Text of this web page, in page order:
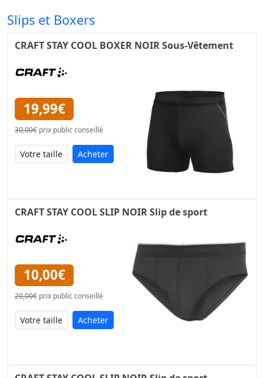
Slips et Boxers
CRAFT STAY COOL BOXER NOIR Sous-Vêtement
19,99€
30,00€ prix public conseillé
Acheter
CRAFT STAY COOL SLIP NOIR Slip de sport
10,00€
20,00€ prix public conseillé
Acheter